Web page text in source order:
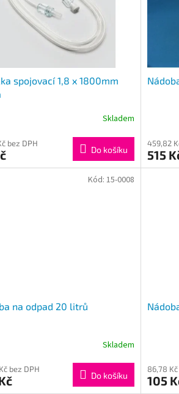
spojovací 1,8 x 1800mm
Skladem
bez DPH
Do košíku
459,82
515
na odpad 20 litrů
Skladem
bez DPH
Do košíku
Kód: 15-0008
86,78
105